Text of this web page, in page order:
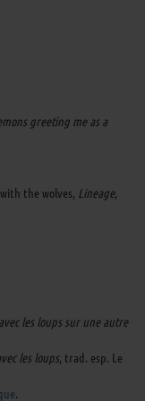
greeting me as a
the wolves, Lineage,
les loups sur une autre
les loups, trad. esp. Le
.